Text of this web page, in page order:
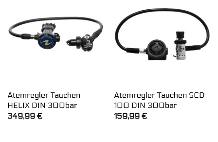
Atemregler Tauchen
HELIX DIN 300bar
349,99 €
Atemregler Tauchen SCD
100 DIN 300bar
159,99 €